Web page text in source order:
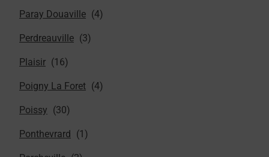
Paray Douaville
Perdreauville
Plaisir
Poigny La Foret
Poissy
Ponthevrard